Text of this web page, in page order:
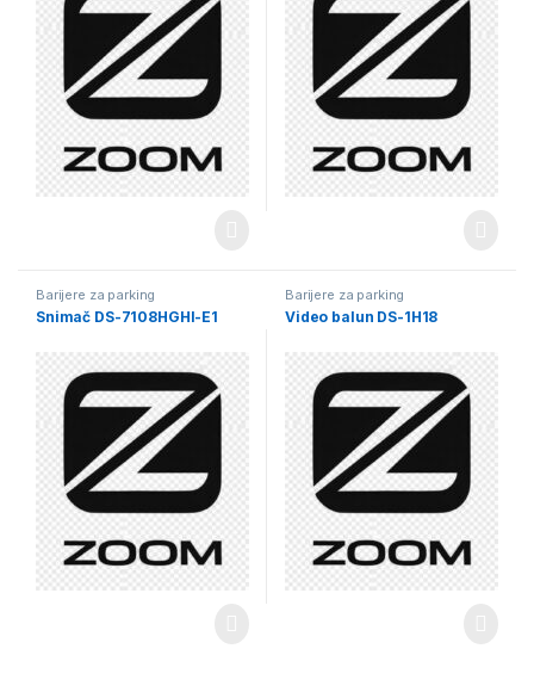
Barijere za parking
Snimač DS-7108HGHI-E1
Barijere za parking
Video balun DS-1H18